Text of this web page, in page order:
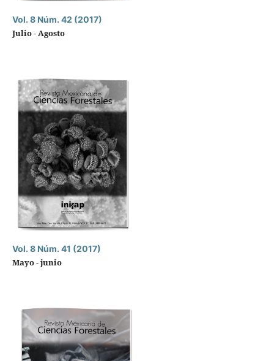
Vol. 8 Núm. 42 (2017)
Julio - Agosto
Vol. 8 Núm. 41 (2017)
Mayo - junio